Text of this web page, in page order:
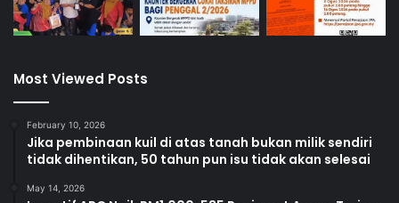
Most Viewed Posts
February 10, 2026
Jika pembinaan kuil di atas tanah bukan milik sendiri
tidak dihentikan, 50 tahun pun isu tidak akan selesai
May 14, 2026